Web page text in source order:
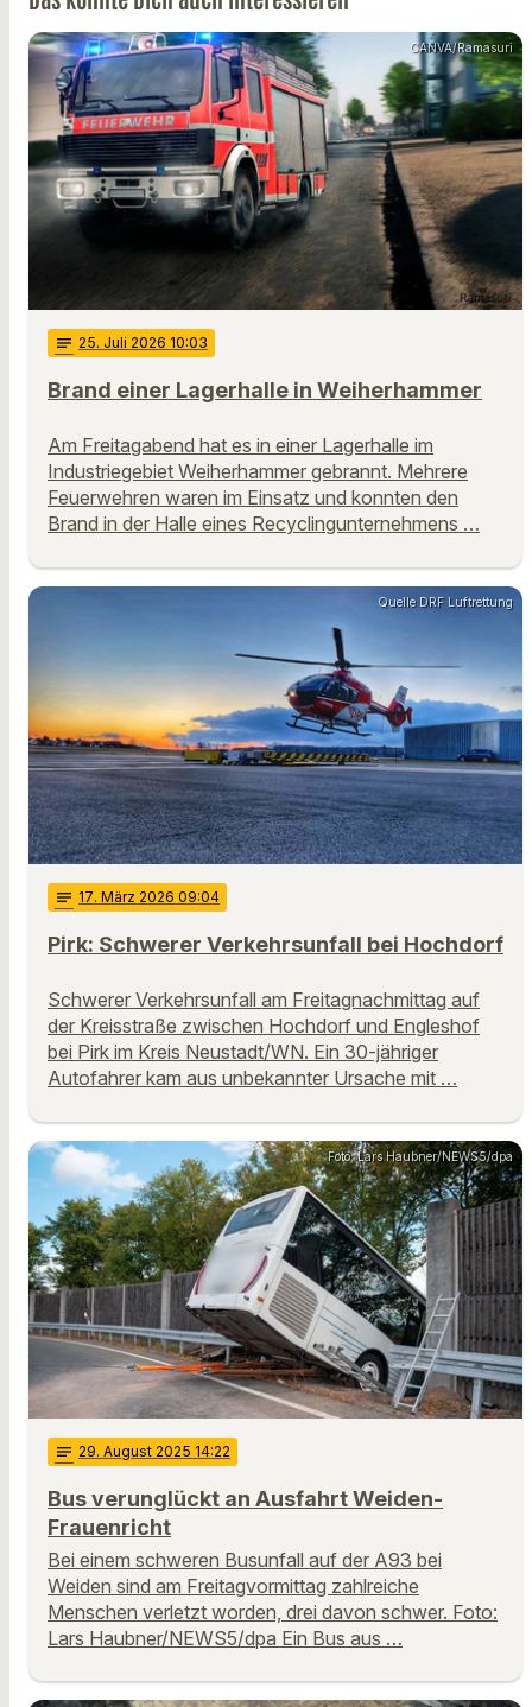
CANVA/Ramasuri
notes 25. Juli 2026 10:03
Brand einer Lagerhalle in Weiherhammer
Am Freitagabend hat es in einer Lagerhalle im
Industriegebiet Weiherhammer gebrannt. Mehrere
Feuerwehren waren im Einsatz und konnten den
Brand in der Halle eines Recyclingunternehmens …
Quelle DRF Luftrettung
notes 17. März 2026 09:04
Pirk: Schwerer Verkehrsunfall bei Hochdorf
Schwerer Verkehrsunfall am Freitagnachmittag auf
der Kreisstraße zwischen Hochdorf und Engleshof
bei Pirk im Kreis Neustadt/WN. Ein 30-jähriger
Autofahrer kam aus unbekannter Ursache mit …
Foto: Lars Haubner/NEWS5/dpa
notes 29. August 2025 14:22
Bus verunglückt an Ausfahrt Weiden-
Frauenricht
Bei einem schweren Busunfall auf der A93 bei
Weiden sind am Freitagvormittag zahlreiche
Menschen verletzt worden, drei davon schwer. Foto:
Lars Haubner/NEWS5/dpa Ein Bus aus …